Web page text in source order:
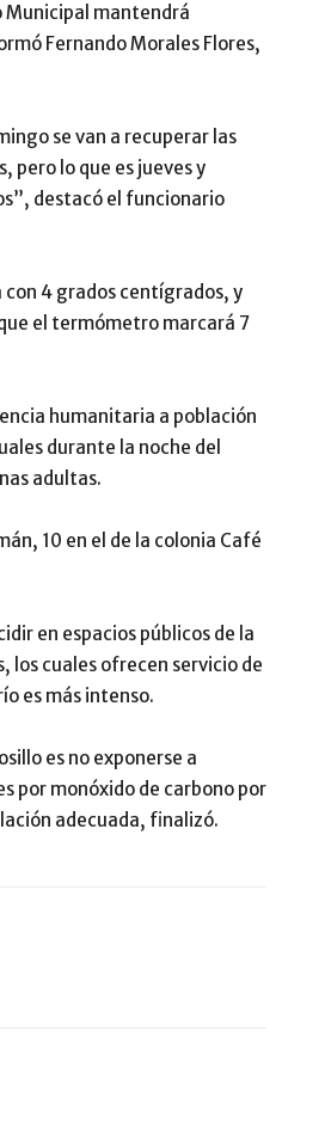
Municipal mantendrá
Fernando Morales Flores,
se van a recuperar las
pero lo que es jueves y
destacó el funcionario
con 4 grados centígrados, y
el termómetro marcará 7
humanitaria a población
durante la noche del
adultas.
10 en el de la colonia Café
en espacios públicos de la
los cuales ofrecen servicio de
es más intenso.
es no exponerse a
por monóxido de carbono por
adecuada, finalizó.